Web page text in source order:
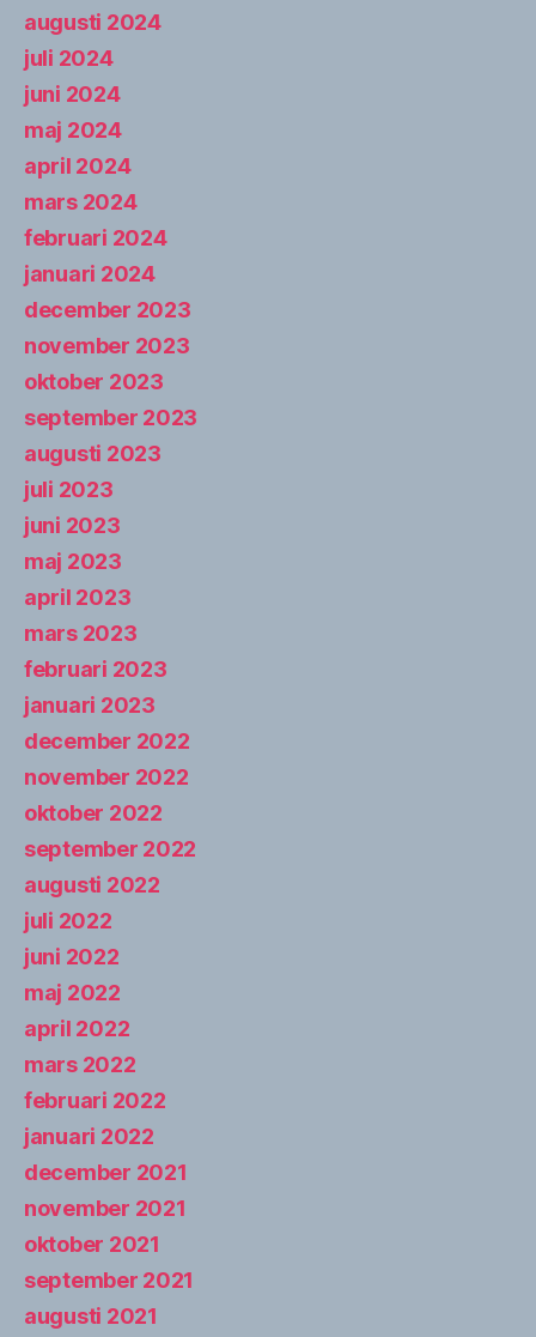
augusti 2024
juli 2024
juni 2024
maj 2024
april 2024
mars 2024
februari 2024
januari 2024
december 2023
november 2023
oktober 2023
september 2023
augusti 2023
juli 2023
juni 2023
maj 2023
april 2023
mars 2023
februari 2023
januari 2023
december 2022
november 2022
oktober 2022
september 2022
augusti 2022
juli 2022
juni 2022
maj 2022
april 2022
mars 2022
februari 2022
januari 2022
december 2021
november 2021
oktober 2021
september 2021
augusti 2021